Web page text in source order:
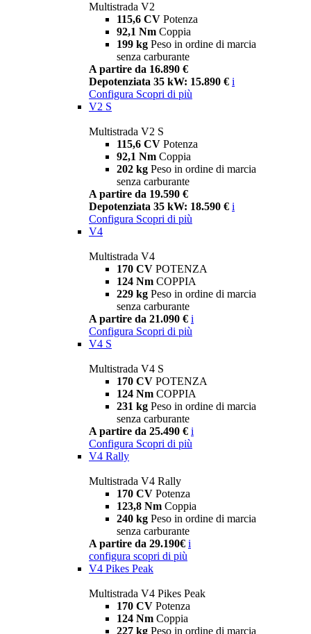
Multistrada V2
115,6 CV Potenza
92,1 Nm Coppia
199 kg Peso in ordine di marcia
senza carburante
A partire da 16.890 €
Depotenziata 35 kW: 15.890 € i
Configura Scopri di più
V2 S
Multistrada V2 S
115,6 CV Potenza
92,1 Nm Coppia
202 kg Peso in ordine di marcia
senza carburante
A partire da 19.590 €
Depotenziata 35 kW: 18.590 € i
Configura Scopri di più
V4
Multistrada V4
170 CV POTENZA
124 Nm COPPIA
229 kg Peso in ordine di marcia
senza carburante
A partire da 21.090 € i
Configura Scopri di più
V4 S
Multistrada V4 S
170 CV POTENZA
124 Nm COPPIA
231 kg Peso in ordine di marcia
senza carburante
A partire da 25.490 € i
Configura Scopri di più
V4 Rally
Multistrada V4 Rally
170 CV Potenza
123,8 Nm Coppia
240 kg Peso in ordine di marcia
senza carburante
A partire da 29.190€ i
configura scopri di più
V4 Pikes Peak
Multistrada V4 Pikes Peak
170 CV Potenza
124 Nm Coppia
227 kg Peso in ordine di marcia